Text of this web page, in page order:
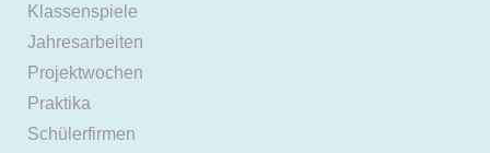
Klassenspiele
Jahresarbeiten
Projektwochen
Praktika
Schülerfirmen